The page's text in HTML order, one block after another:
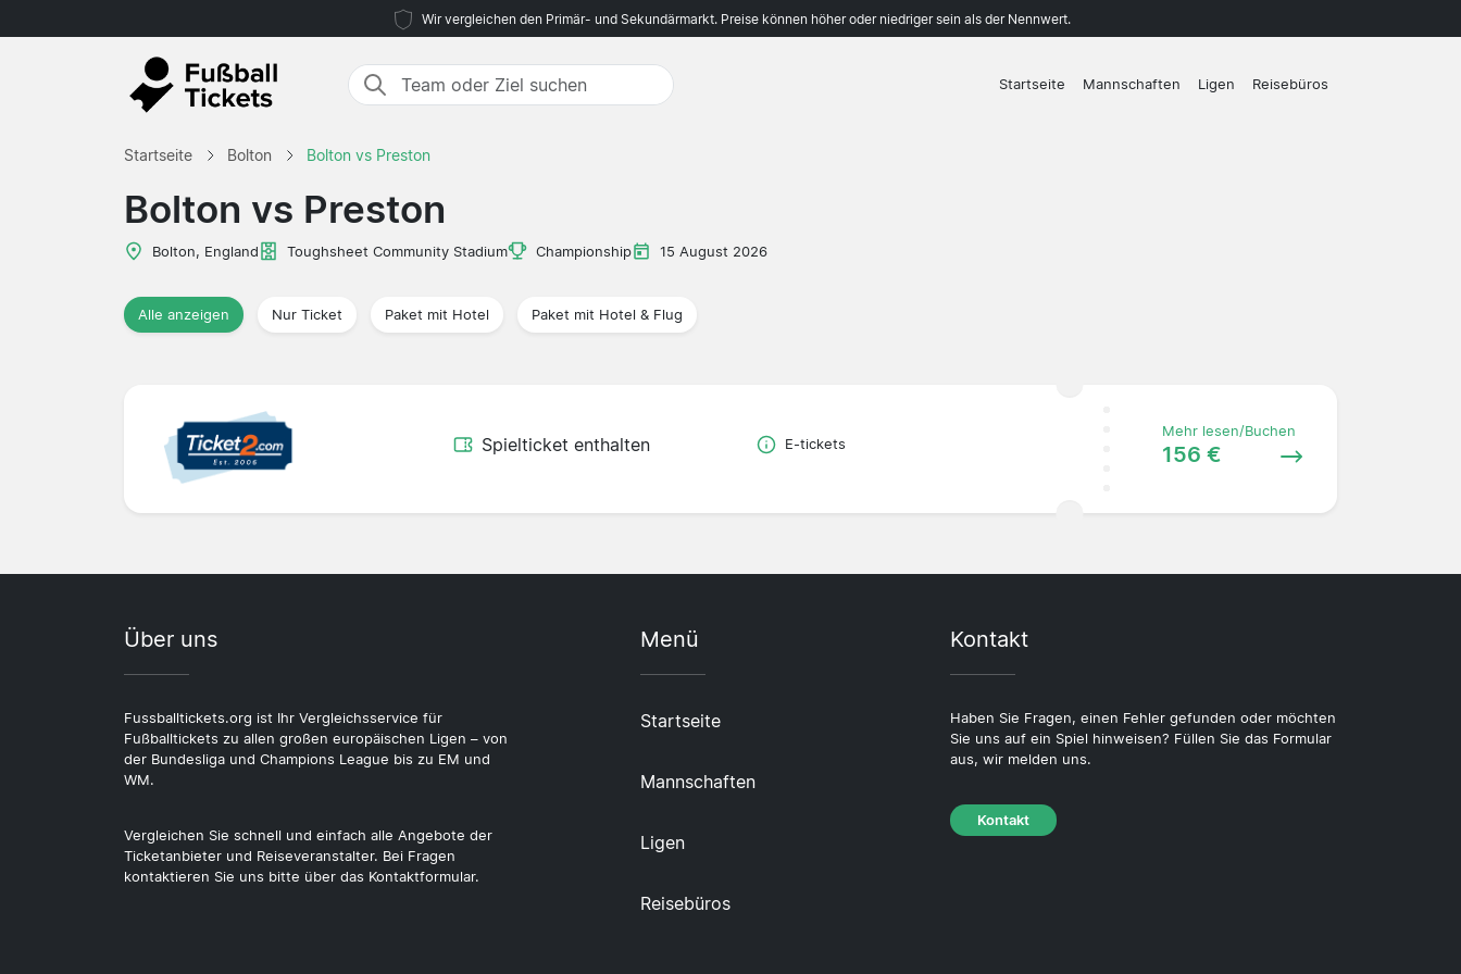
Wir vergleichen den Primär- und Sekundärmarkt. Preise können höher oder niedriger sein als der Nennwert.
Startseite Mannschaften Ligen Reisebüros
Startseite Bolton Bolton vs Preston
Bolton vs Preston
Bolton, England Toughsheet Community Stadium Championship 15 August 2026
Alle anzeigen Nur Ticket Paket mit Hotel Paket mit Hotel & Flug
Spielticket enthalten E-tickets
Mehr lesen/Buchen
156 €
Über uns
Fussballtickets.org ist Ihr Vergleichsservice für
Fußballtickets zu allen großen europäischen Ligen – von
der Bundesliga und Champions League bis zu EM und
WM.
Vergleichen Sie schnell und einfach alle Angebote der
Ticketanbieter und Reiseveranstalter. Bei Fragen
kontaktieren Sie uns bitte über das Kontaktformular.
Menü
Startseite
Mannschaften
Ligen
Reisebüros
Kontakt
Haben Sie Fragen, einen Fehler gefunden oder möchten
Sie uns auf ein Spiel hinweisen? Füllen Sie das Formular
aus, wir melden uns.
Kontakt